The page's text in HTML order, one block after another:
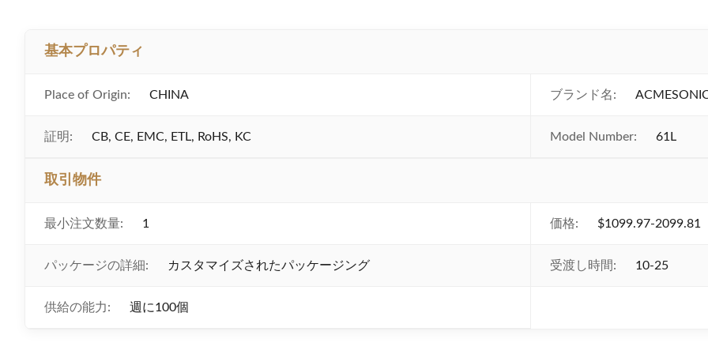
基本プロパティ
Place of Origin: CHINA ブランド名:
証明: CB, CE, EMC, ETL, RoHS, KC Model Number: 61L
取引物件
最小注文数量: 1 価格: $1099.97-2099.81
パッケージの詳細: カスタマイズされたパッケージング 受渡し時間: 10-25
供給の能力: 週に100個